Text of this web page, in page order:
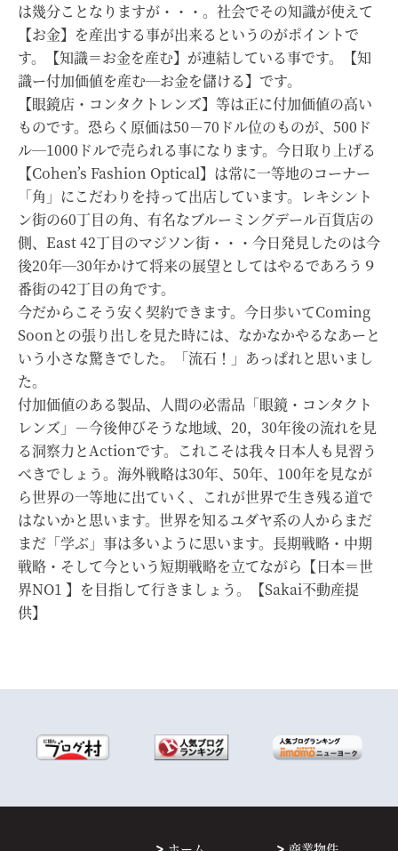
は幾分ことなりますが・・・。社会でその知識が使えて
【お金】を産出する事が出来るというのがポイントで
す。【知識＝お金を産む】が連結している事です。【知
識ー付加価値を産む―お金を儲ける】です。
【眼鏡店・コンタクトレンズ】等は正に付加価値の高い
ものです。恐らく原価は50－70ドル位のものが、500ド
ル―1000ドルで売られる事になります。今日取り上げる
【Cohen’s Fashion Optical】は常に一等地のコーナー
「角」にこだわりを持って出店しています。レキシント
ン街の60丁目の角、有名なブルーミングデール百貨店の
側、East 42丁目のマジソン街・・・今日発見したのは今
後20年―30年かけて将来の展望としてはやるであろう９
番街の42丁目の角です。
今だからこそう安く契約できます。今日歩いてComing
Soonとの張り出しを見た時には、なかなかやるなあーと
いう小さな驚きでした。「流石！」あっぱれと思いまし
た。
付加価値のある製品、人間の必需品「眼鏡・コンタクト
レンズ」－今後伸びそうな地域、20，30年後の流れを見
る洞察力とActionです。これこそは我々日本人も見習う
べきでしょう。海外戦略は30年、50年、100年を見なが
ら世界の一等地に出ていく、これが世界で生き残る道で
はないかと思います。世界を知るユダヤ系の人からまだ
まだ「学ぶ」事は多いように思います。長期戦略・中期
戦略・そして今という短期戦略を立てながら【日本＝世
界NO1 】を目指して行きましょう。【Sakai不動産提
供】